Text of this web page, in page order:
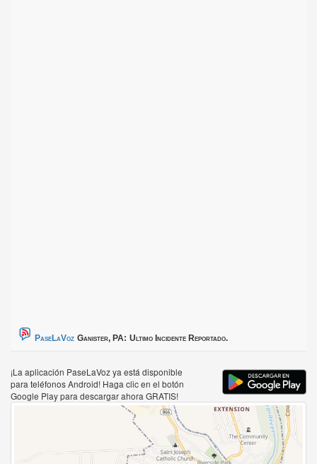
PaseLaVoz Ganister, PA: Ultimo Incidente Reportado.
¡La aplicación PaseLaVoz ya está disponible
para teléfonos Android! Haga clic en el botón
Google Play para descargar ahora GRATIS!